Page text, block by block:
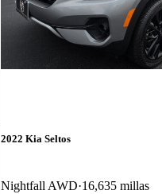
2022 Kia Seltos
Nightfall AWD 16,635 millas